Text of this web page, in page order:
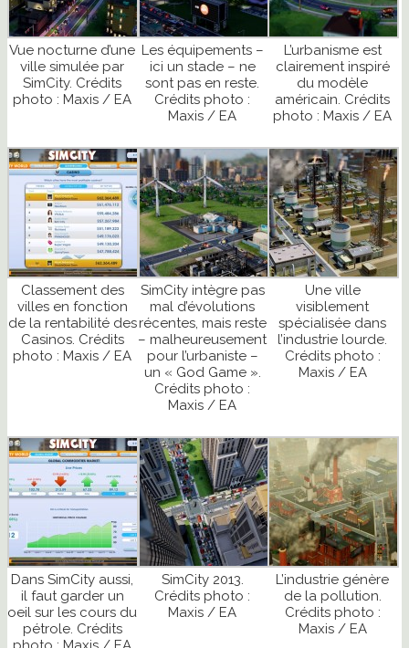
Vue nocturne d’une
ville simulée par
SimCity. Crédits
photo : Maxis / EA
Les équipements –
ici un stade – ne
sont pas en reste.
Crédits photo :
Maxis / EA
L’urbanisme est
clairement inspiré
du modèle
américain. Crédits
photo : Maxis / EA
Classement des
villes en fonction
de la rentabilité des
Casinos. Crédits
photo : Maxis / EA
SimCity intègre pas
mal d’évolutions
récentes, mais reste
– malheureusement
pour l’urbaniste –
un « God Game ».
Crédits photo :
Maxis / EA
Une ville
visiblement
spécialisée dans
l’industrie lourde.
Crédits photo :
Maxis / EA
Dans SimCity aussi,
il faut garder un
oeil sur les cours du
pétrole. Crédits
SimCity 2013.
Crédits photo :
Maxis / EA
L’industrie génère
de la pollution.
Crédits photo :
Maxis / EA